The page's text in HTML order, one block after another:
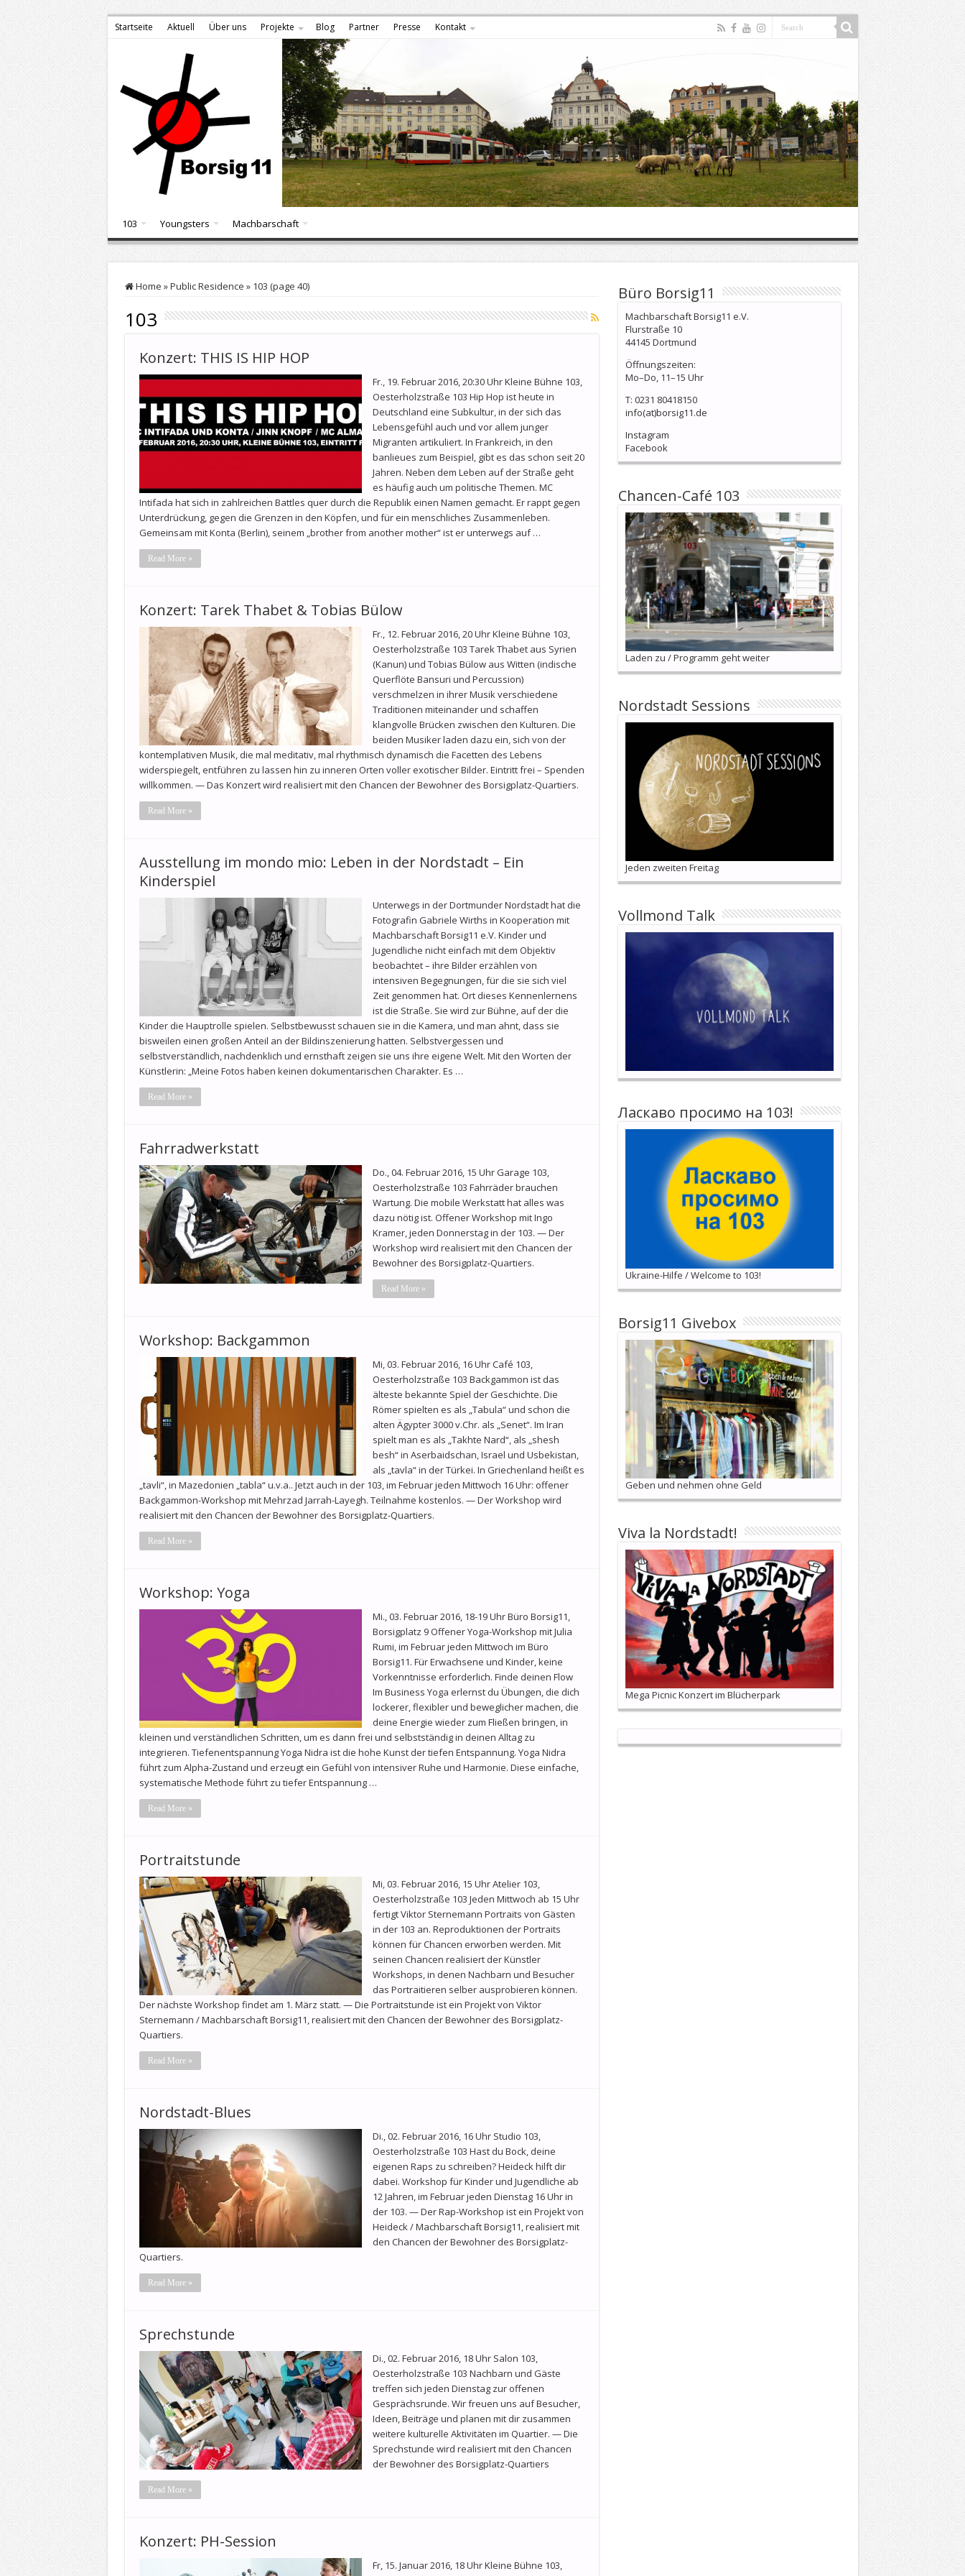
Startseite Aktuell Über uns Projekte Blog Partner Presse Kontakt
103 Youngsters Machbarschaft
Home »Public Residence » 103 (page 40)
103
Konzert: THIS IS HIP HOP
Fr., 19. Februar 2016, 20:30 Uhr Kleine Bühne 103,
Oesterholzstraße 103 Hip Hop ist heute in
Deutschland eine Subkultur, in der sich das
Lebensgefühl auch und vor allem junger
Migranten artikuliert. In Frankreich, in den
banlieues zum Beispiel, gibt es das schon seit 20
Jahren. Neben dem Leben auf der Straße geht
es häufig auch um politische Themen. MC
Intifada hat sich in zahlreichen Battles quer durch die Republik einen Namen gemacht. Er rappt gegen
Unterdrückung, gegen die Grenzen in den Köpfen, und für ein menschliches Zusammenleben.
Gemeinsam mit Konta (Berlin), seinem „brother from another mother“ ist er unterwegs auf …
Read More »
Konzert: Tarek Thabet & Tobias Bülow
Fr., 12. Februar 2016, 20 Uhr Kleine Bühne 103,
Oesterholzstraße 103 Tarek Thabet aus Syrien
(Kanun) und Tobias Bülow aus Witten (indische
Querflöte Bansuri und Percussion)
verschmelzen in ihrer Musik verschiedene
Traditionen miteinander und schaffen
klangvolle Brücken zwischen den Kulturen. Die
beiden Musiker laden dazu ein, sich von der
kontemplativen Musik, die mal meditativ, mal rhythmisch dynamisch die Facetten des Lebens
widerspiegelt, entführen zu lassen hin zu inneren Orten voller exotischer Bilder. Eintritt frei – Spenden
willkommen. — Das Konzert wird realisiert mit den Chancen der Bewohner des Borsigplatz-Quartiers.
Read More »
Ausstellung im mondo mio: Leben in der Nordstadt – Ein
Kinderspiel
Unterwegs in der Dortmunder Nordstadt hat die
Fotografin Gabriele Wirths in Kooperation mit
Machbarschaft Borsig11 e.V. Kinder und
Jugendliche nicht einfach mit dem Objektiv
beobachtet – ihre Bilder erzählen von
intensiven Begegnungen, für die sie sich viel
Zeit genommen hat. Ort dieses Kennenlernens
ist die Straße. Sie wird zur Bühne, auf der die
Kinder die Hauptrolle spielen. Selbstbewusst schauen sie in die Kamera, und man ahnt, dass sie
bisweilen einen großen Anteil an der Bildinszenierung hatten. Selbstvergessen und
selbstverständlich, nachdenklich und ernsthaft zeigen sie uns ihre eigene Welt. Mit den Worten der
Künstlerin: „Meine Fotos haben keinen dokumentarischen Charakter. Es …
Read More »
Fahrradwerkstatt
Do., 04. Februar 2016, 15 Uhr Garage 103,
Oesterholzstraße 103 Fahrräder brauchen
Wartung. Die mobile Werkstatt hat alles was
dazu nötig ist. Offener Workshop mit Ingo
Kramer, jeden Donnerstag in der 103. — Der
Workshop wird realisiert mit den Chancen der
Bewohner des Borsigplatz-Quartiers.
Read More »
Workshop: Backgammon
Mi, 03. Februar 2016, 16 Uhr Café 103,
Oesterholzstraße 103 Backgammon ist das
älteste bekannte Spiel der Geschichte. Die
Römer spielten es als „Tabula“ und schon die
alten Ägypter 3000 v.Chr. als „Senet“. Im Iran
spielt man es als „Takhte Nard“, als „shesh
besh“ in Aserbaidschan, Israel und Usbekistan,
als „tavla“ in der Türkei. In Griechenland heißt es
„tavli“, in Mazedonien „tabla“ u.v.a.. Jetzt auch in der 103, im Februar jeden Mittwoch 16 Uhr: offener
Backgammon-Workshop mit Mehrzad Jarrah-Layegh. Teilnahme kostenlos. — Der Workshop wird
realisiert mit den Chancen der Bewohner des Borsigplatz-Quartiers.
Read More »
Workshop: Yoga
Mi., 03. Februar 2016, 18-19 Uhr Büro Borsig11,
Borsigplatz 9 Offener Yoga-Workshop mit Julia
Rumi, im Februar jeden Mittwoch im Büro
Borsig11. Für Erwachsene und Kinder, keine
Vorkenntnisse erforderlich. Finde deinen Flow
Im Business Yoga erlernst du Übungen, die dich
lockerer, flexibler und beweglicher machen, die
deine Energie wieder zum Fließen bringen, in
kleinen und verständlichen Schritten, um es dann frei und selbstständig in deinen Alltag zu
integrieren. Tiefenentspannung Yoga Nidra ist die hohe Kunst der tiefen Entspannung. Yoga Nidra
führt zum Alpha-Zustand und erzeugt ein Gefühl von intensiver Ruhe und Harmonie. Diese einfache,
systematische Methode führt zu tiefer Entspannung …
Read More »
Portraitstunde
Mi, 03. Februar 2016, 15 Uhr Atelier 103,
Oesterholzstraße 103 Jeden Mittwoch ab 15 Uhr
fertigt Viktor Sternemann Portraits von Gästen
in der 103 an. Reproduktionen der Portraits
können für Chancen erworben werden. Mit
seinen Chancen realisiert der Künstler
Workshops, in denen Nachbarn und Besucher
das Portraitieren selber ausprobieren können.
Der nächste Workshop findet am 1. März statt. — Die Portraitstunde ist ein Projekt von Viktor
Sternemann / Machbarschaft Borsig11, realisiert mit den Chancen der Bewohner des Borsigplatz-
Quartiers.
Read More »
Nordstadt-Blues
Di., 02. Februar 2016, 16 Uhr Studio 103,
Oesterholzstraße 103 Hast du Bock, deine
eigenen Raps zu schreiben? Heideck hilft dir
dabei. Workshop für Kinder und Jugendliche ab
12 Jahren, im Februar jeden Dienstag 16 Uhr in
der 103. — Der Rap-Workshop ist ein Projekt von
Heideck / Machbarschaft Borsig11, realisiert mit
den Chancen der Bewohner des Borsigplatz-
Quartiers.
Read More »
Sprechstunde
Di., 02. Februar 2016, 18 Uhr Salon 103,
Oesterholzstraße 103 Nachbarn und Gäste
treffen sich jeden Dienstag zur offenen
Gesprächsrunde. Wir freuen uns auf Besucher,
Ideen, Beiträge und planen mit dir zusammen
weitere kulturelle Aktivitäten im Quartier. — Die
Sprechstunde wird realisiert mit den Chancen
der Bewohner des Borsigplatz-Quartiers
Read More »
Konzert: PH-Session
Fr, 15. Januar 2016, 18 Uhr Kleine Bühne 103,
Büro Borsig11
Machbarschaft Borsig11 e.V.
Flurstraße 10
44145 Dortmund
Öffnungszeiten:
Mo–Do, 11–15 Uhr
T: 0231 80418150
info(at)borsig11.de
Instagram
Facebook
Chancen-Café 103
Laden zu / Programm geht weiter
Nordstadt Sessions
Jeden zweiten Freitag
Vollmond Talk
Ласкаво просимо на 103!
Ukraine-Hilfe / Welcome to 103!
Borsig11 Givebox
Geben und nehmen ohne Geld
Viva la Nordstadt!
Mega Picnic Konzert im Blücherpark